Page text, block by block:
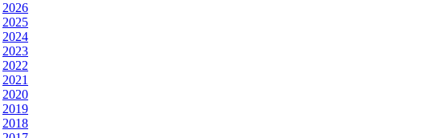
2026
2025
2024
2023
2022
2021
2020
2019
2018